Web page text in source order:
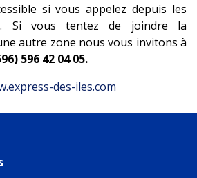
si vous appelez depuis les
Si vous tentez de joindre la
autre zone nous vous invitons à
596 42 04 05.
des-iles.com